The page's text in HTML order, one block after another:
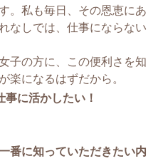
。私も毎日、その恩恵にあ
なしでは、仕事にならない
子の方に、この便利さを知
楽になるはずだから。
に活かしたい！
番に知っていただきたい内